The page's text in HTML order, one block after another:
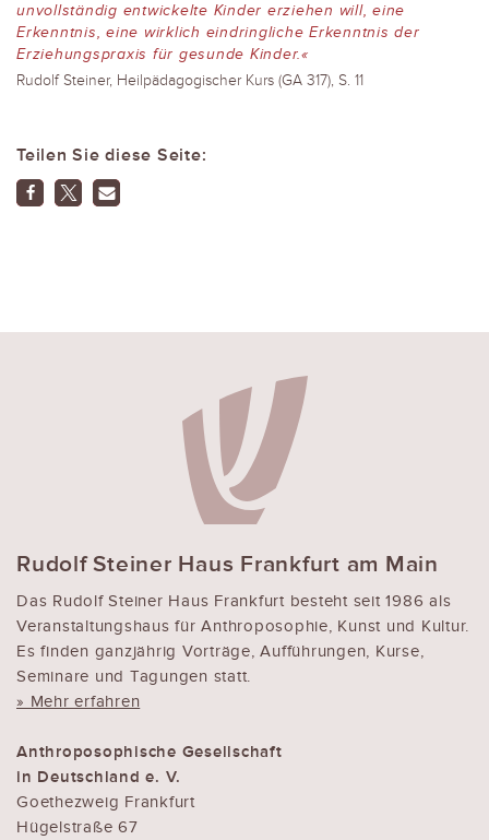
unvollständig entwickelte Kinder erziehen will, eine
Erkenntnis, eine wirklich eindringliche Erkenntnis der
Erziehungspraxis für gesunde Kinder.«
Rudolf Steiner, Heilpädagogischer Kurs (GA 317), S. 11
Teilen Sie diese Seite:
Rudolf Steiner Haus Frankfurt am Main
Das Rudolf Steiner Haus Frankfurt besteht seit 1986 als
Veranstaltungshaus für Anthroposophie, Kunst und Kultur.
Es finden ganzjährig Vorträge, Aufführungen, Kurse,
Seminare und Tagungen statt.
» Mehr erfahren
Anthroposophische Gesellschaft
in Deutschland e. V.
Goethezweig Frankfurt
Hügelstraße 67